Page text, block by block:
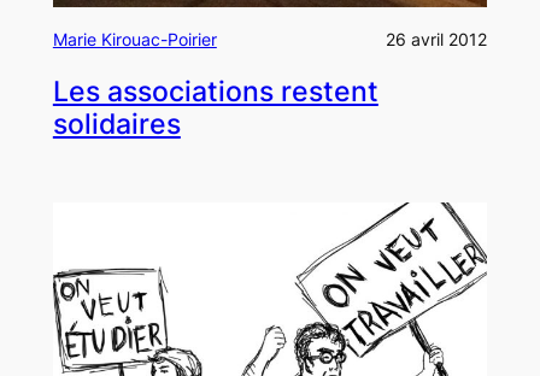
Marie Kirouac-Poirier 26 avril 2012
Les associations restent
solidaires